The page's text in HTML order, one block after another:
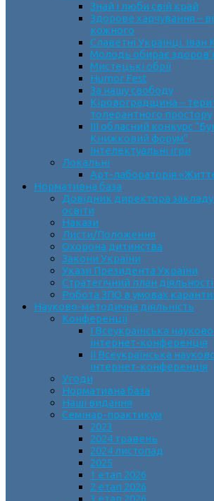
Знай і люби свій край
Здорове харчування –
кожного
Славетні Українці.
Молодь обирає
Мистецькі обрії
Humor Fest
За нашу свободу
Кіровоградщина –
толерантного простору
ІII обласний конкурс
Книжковий форум”
Інтелектуальні ігри
Локальні
Арт-лабораторія
Нормативна база
Довідник директора
освіти
Накази
Листи/Положення
Охорона дитинства
Закони України
Укази Президента України
Стратегічний план
Робота ЗПО в умовах
Науково-методична діяльність
Конференції
І Всеукраїнська
інтернет-конференція
ІІ Всеукраїнська
інтернет-конференція
Угоди
Нормативна база
Наші видання
Семінар-практикум
2023
2024 травень
2024 листопад
2025
1 етап 2026
2 етап 2026
3 етап 2026